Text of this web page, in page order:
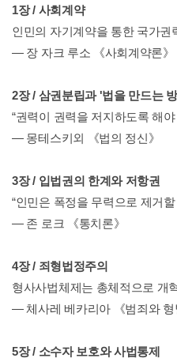
1장 / 사회계약
인민의 자기계약을 통한 국가권
― 장 자크 루소 《사회계약론》
2장 / 삼권분립과 '법을 만드는
“권력이 권력을 저지하도록 해야
― 몽테스키외 《법의 정신》
3장 / 입법권의 한계와 저항권
“인민은 폭정을 무력으로 제거
― 존 로크 《통치론》
4장 / 죄형법정주의
형사사법체제는 총체적으로 개
― 체사레 베카리아 《범죄와 형
5장 / 소수자 보호와 사법통제